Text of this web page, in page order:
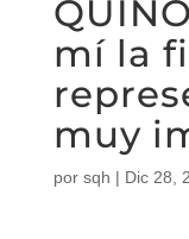
mí la
muy
por sqh | Dic 28,